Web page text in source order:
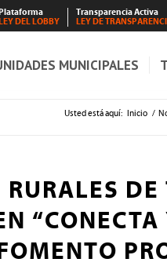
DEL LOBBY
Transparencia Activa
LEY DE
MUNICIPALES
Usted está aquí: Inicio /
RURALES
“CONECTA